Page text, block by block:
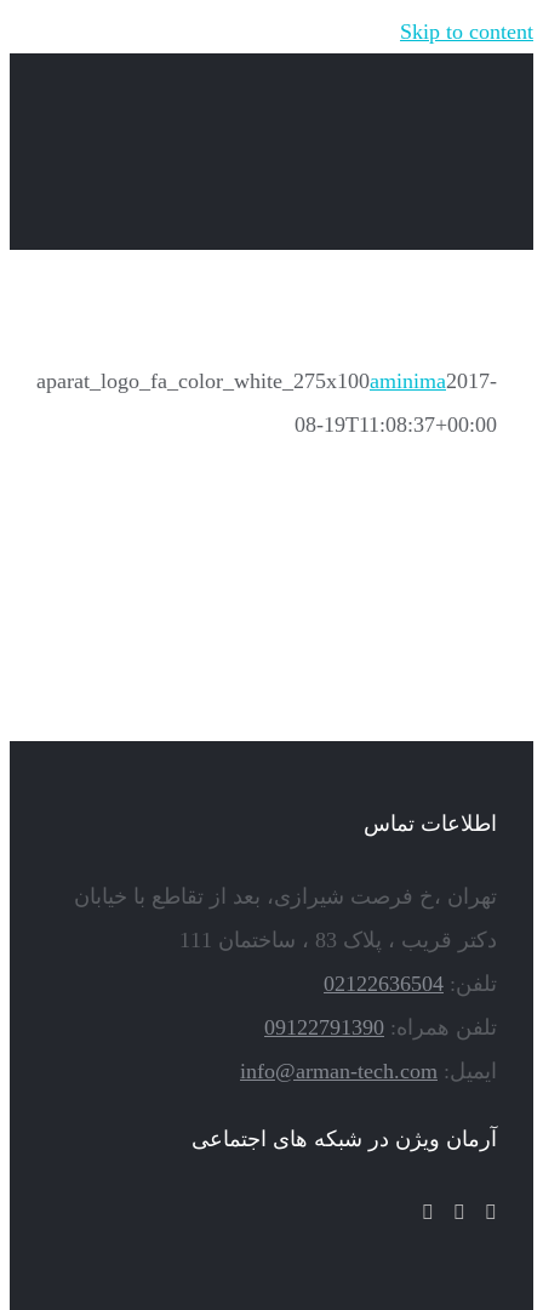
Skip to content
aparat_logo_fa_color_white_275x100aminima2017-
08-19T11:08:37+00:00
اطلاعات تماس
تهران ،خ فرصت شیرازی، بعد از تقاطع با خیابان
دکتر قریب ، پلاک 83 ، ساختمان 111
تلفن: 02122636504
تلفن همراه: 09122791390
ایمیل: info@arman-tech.com
آرمان ویژن در شبکه های اجتماعی